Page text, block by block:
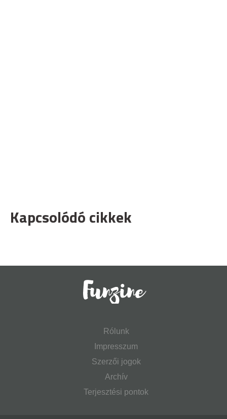
Kapcsolódó cikkek
Rólunk
Impresszum
Szerzői jogok
Archív
Terjesztési pontok